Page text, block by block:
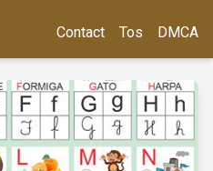
Contact Tos DMCA